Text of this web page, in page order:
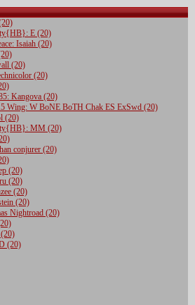
E (20)
Isaiah (20)
(20)
(20)
Kangova (20)
Wing: W BoNE BoTH Chak ES ExSwd (20)
(20)
MM (20)
conjurer (20)
(20)
(20)
(20)
(20)
Nightroad (20)
(20)